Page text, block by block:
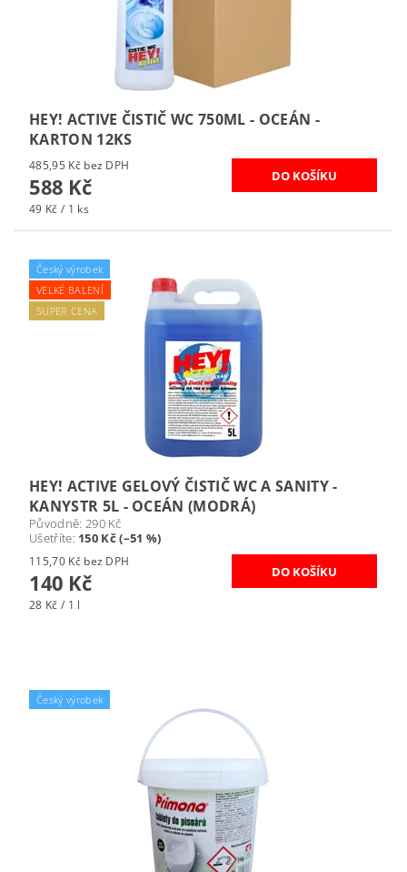
HEY! ACTIVE ČISTIČ WC 750ML - OCEÁN -
KARTON 12KS
485,95 Kč bez DPH
588 Kč
49 Kč / 1 ks
Český výrobek
VELKÉ BALENÍ
SUPER CENA
HEY! ACTIVE GELOVÝ ČISTIČ WC A SANITY -
KANYSTR 5L - OCEÁN (MODRÁ)
Původně: 290 Kč
Ušetříte: 150 Kč (–51 %)
115,70 Kč bez DPH
140 Kč
28 Kč / 1 l
Český výrobek